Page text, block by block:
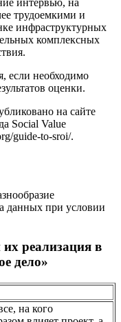
интервью, на
трудоемкими и
инфраструктурных
комплексных
если необходимо
оценки.
на сайте
Social Value
guide-to-sroi/.
данных при условии
реализация в
дело»
на кого